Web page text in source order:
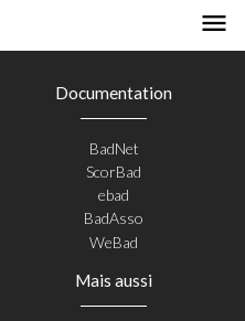
Documentation
BadNet
ScorBad
ebad
BadAsso
WeBad
Mais aussi